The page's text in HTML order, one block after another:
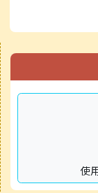
右邊區域內容
使